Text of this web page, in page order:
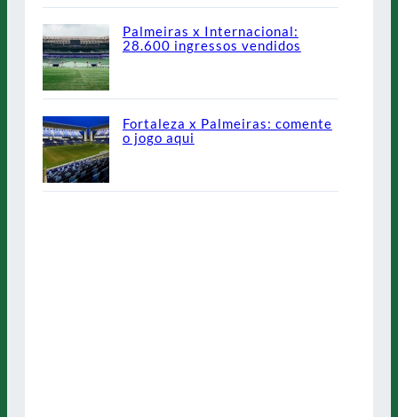
Palmeiras x Internacional:
28.600 ingressos vendidos
Fortaleza x Palmeiras: comente
o jogo aqui